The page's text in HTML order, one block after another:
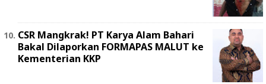
‎CSR Mangkrak! PT Karya Alam Bahari
Bakal Dilaporkan FORMAPAS MALUT ke
Kementerian KKP